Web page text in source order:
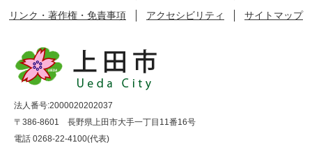
リンク・著作権・免責事項
アクセシビリティ サイトマップ
法人番号:2000020202037
〒386-8601 長野県上田市大手一丁目11番16号
電話 0268-22-4100(代表)